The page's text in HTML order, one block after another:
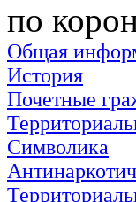
по
Общая
История
Почетные
Символика